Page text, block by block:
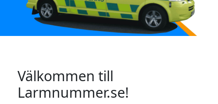
Välkommen till
Larmnummer.se!